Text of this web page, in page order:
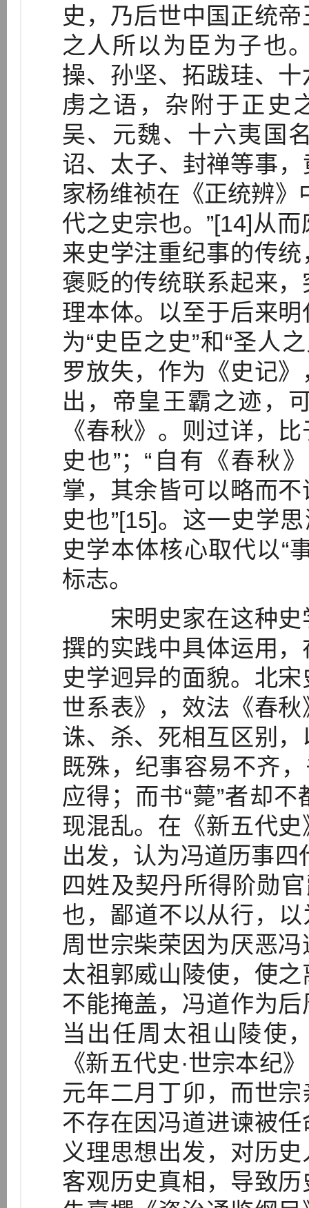
史，乃后世中国正统
之人所以为臣为子也
操、孙坚、拓跋珪、
虏之语，杂附于正史
吴、元魏、十六夷国
诏、太子、封禅等事
家杨维祯在《正统辨》
代之史宗也。”[14]从
来史学注重纪事的传
褒贬的传统联系起来
理本体。以至于后来
为“史臣之史”和“圣人
罗放失，作为《史记
出，帝皇王霸之迹，
《春秋》。则过详，
史也”；“自有《春秋
掌，其余皆可以略而
史也”[15]。这一史学
史学本体核心取代以“
标志。
宋明史家在这种史
撰的实践中具体运用
史学迥异的面貌。北
世系表》，效法《春
诛、杀、死相互区别
既殊，纪事容易不齐
应得；而书“薨”者却
现混乱。在《新五代
出发，认为冯道历事四
四姓及契丹所得阶勋
也，鄙道不以从行，
周世宗柴荣因为厌恶
太祖郭威山陵使，使
不能掩盖，冯道作为
当出任周太祖山陵使
《新五代史·世宗本纪
元年二月丁卯，而世
不存在因冯道进谏被
义理思想出发，对历
客观历史真相，导致